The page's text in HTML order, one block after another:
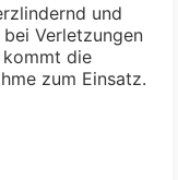
und
Verletzungen
kommt die
zum Einsatz.